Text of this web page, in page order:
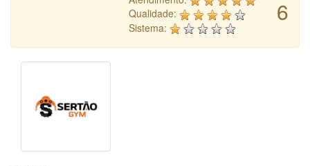
6
Qualidade:
Sistema: